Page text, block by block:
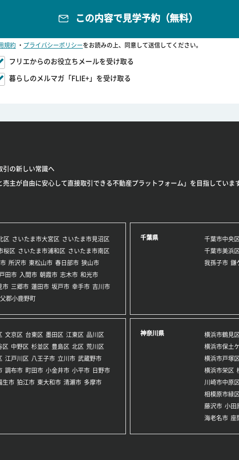
この内容で見学予約（無料）
規約 ・ プライバシーポリシーをお読みの上、同意して送信してください。
フリエからのお役立ちメールを受け取る
暮らしのメルマガ「FLIE+」を受け取る
引の新しい常識へ
売主が自由に安心して直接取引できる不動産プラットフォーム」を目指していま
区 さいたま市大宮区
さいたま市見沼区
桜区 さいたま市浦和区
さいたま市南区
所沢市 東松山市 春日部市 狭山市
戸田市 入間市 朝霞市 志木市 和光市
市 三郷市 蓮田市 坂戸市 幸手市 吉川市
郡小鹿野町
千葉県
千葉市中央
千葉市美浜
我孫子市 鎌
文京区 台東区 墨田区 江東区 品川区
区 中野区 杉並区 豊島区 北区 荒川区
江戸川区 八王子市 立川市 武蔵野市
調布市 町田市 小金井市 小平市
日野市
生市 狛江市 東大和市 清瀬市 多摩市
神奈川県
横浜市鶴見
横浜市保土
横浜市戸塚
横浜市栄区
川崎市中原
相模原市緑
藤沢市 小田
海老名市 座